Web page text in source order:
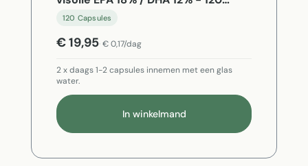
Capsules
120 Capsules
€ 19,95 € 0,17/dag
2 x daags 1-2 capsules innemen met een glas
water.
In winkelmand